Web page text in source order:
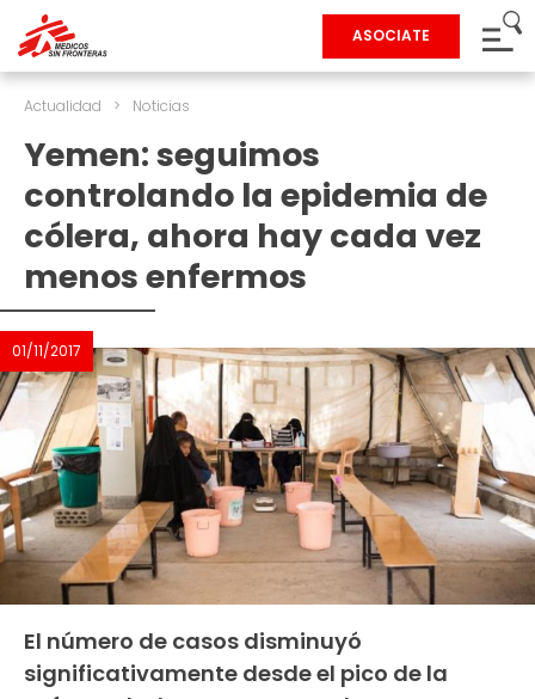
ASOCIATE
Actualidad > Noticias
Yemen: seguimos
controlando la epidemia de
cólera, ahora hay cada vez
menos enfermos
01/11/2017
El número de casos disminuyó
significativamente desde el pico de la